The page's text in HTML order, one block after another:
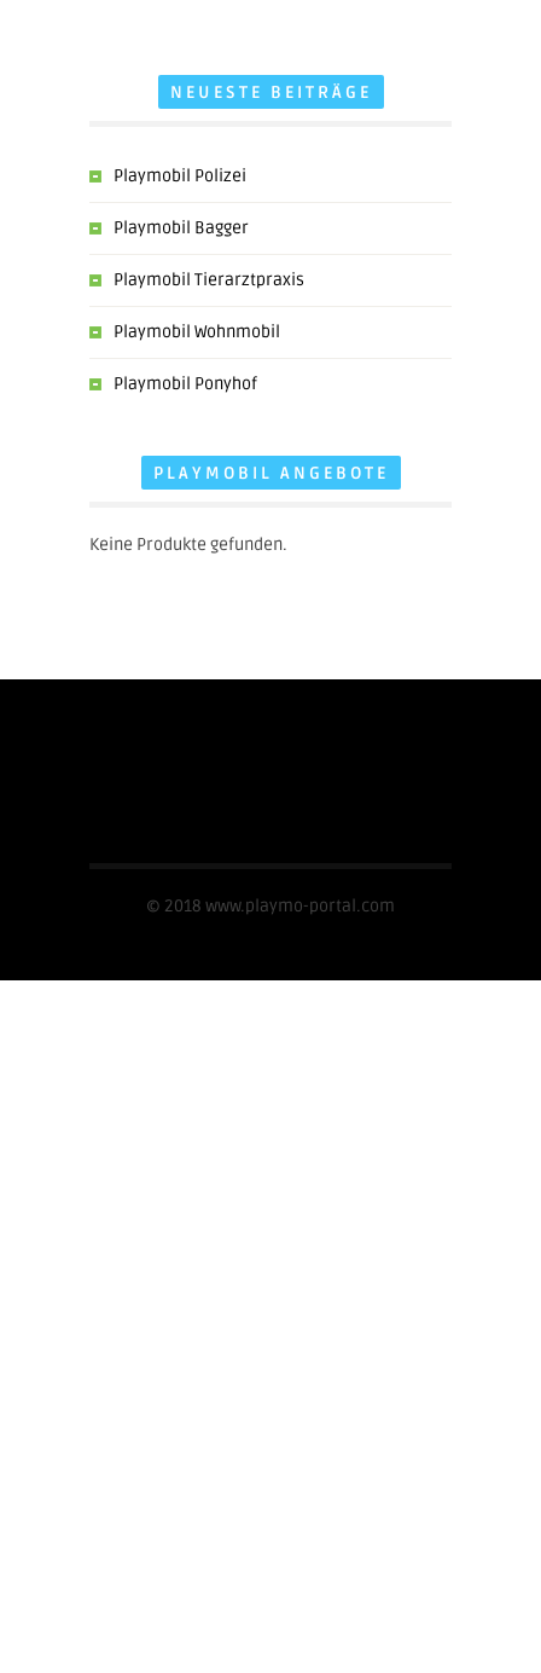
NEUESTE BEITRÄGE
Playmobil Polizei
Playmobil Bagger
Playmobil Tierarztpraxis
Playmobil Wohnmobil
Playmobil Ponyhof
PLAYMOBIL ANGEBOTE
Keine Produkte gefunden.
© 2018 www.playmo-portal.com